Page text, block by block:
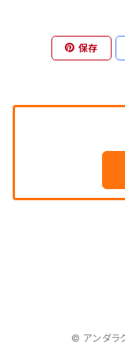
保存
© アンダラ